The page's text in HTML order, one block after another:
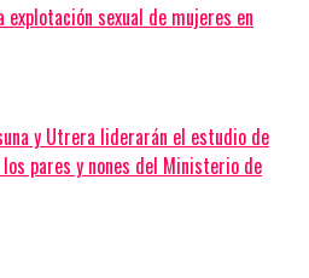
sexual de mujeres en
y Utrera liderarán el estudio de
pares y nones del Ministerio de